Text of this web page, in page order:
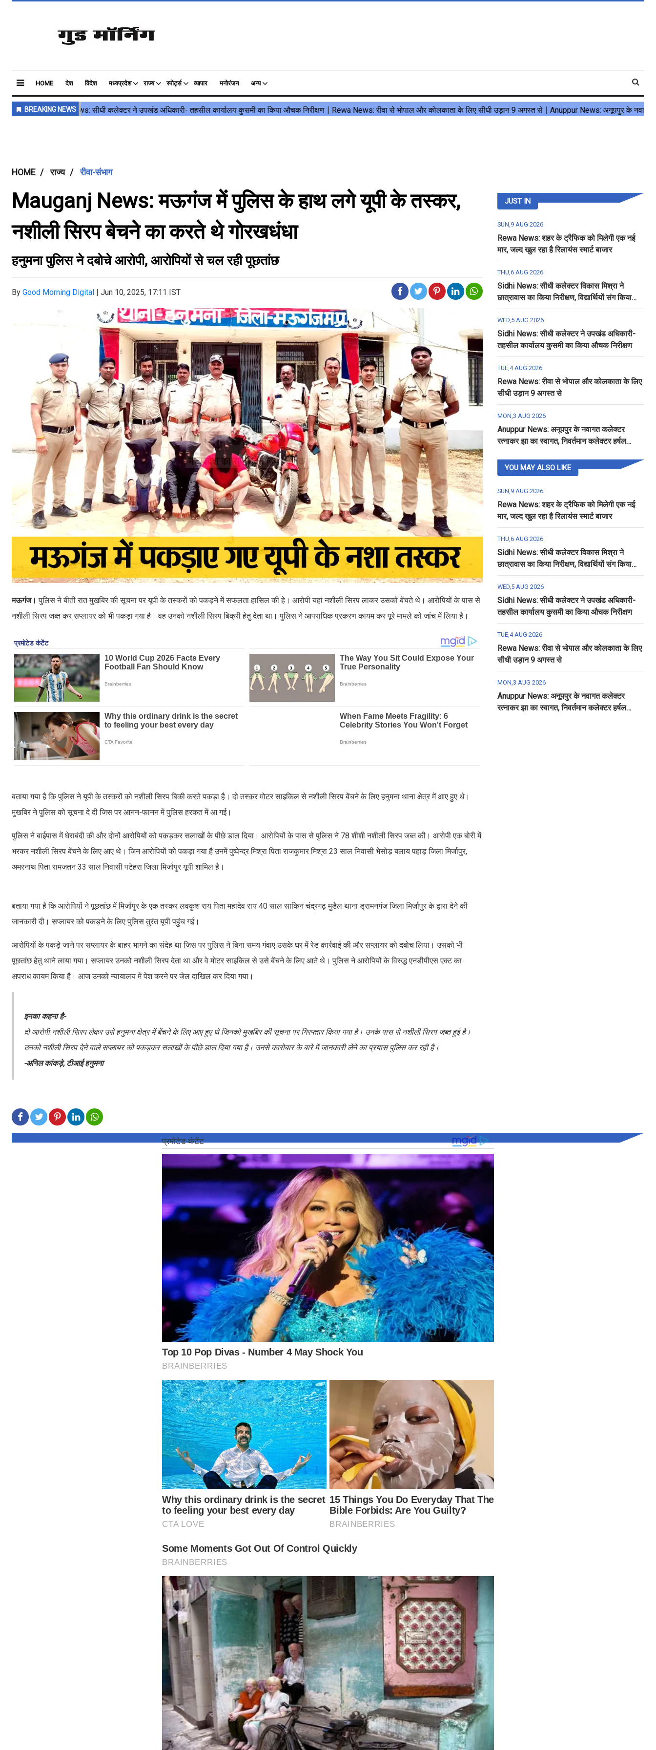
HOME देश विदेश मध्यप्रदेश राज्य स्पोर्ट्स व्यापार मनोरंजन अन्य
HOME राज्य रीवा-संभाग
Mauganj News: मऊगंज में पुलिस के हाथ लगे यूपी के तस्कर,
नशीली सिरप बेचने का करते थे गोरखधंधा
हनुमना पुलिस ने दबोचे आरोपी, आरोपियों से चल रही पूछतांछ
By Good Morning Digital | Jun 10, 2025, 17:11 IST
मऊगंज। पुलिस ने बीती रात मुखबिर की सूचना पर यूपी के तस्करों को पकड़ने में सफलता हासिल की हे। आरोपी यहां नशीली सिरप लाकर उसको बेंचते थे। आरोपियों के पास से
नशीली सिरप जब्त कर सप्लायर को भी पकड़ा गया है। वह उनको नशीली सिरप बिक्री हेतु देता था। पुलिस ने आपराधिक प्रकरण कायम कर पूरे मामले को जांच में लिया है।
बताया गया है कि पुलिस ने यूपी के तस्करों को नशीली सिरप बिकी करते पकड़ा है। दो तस्कर मोटर साइकिल से नशीली सिरप बेंचने के लिए हनुमना थाना क्षेत्र में आए हुए थे।
मुखबिर ने पुलिस को सूचना दे दी जिस पर आनन-फानन में पुलिस हरकत में आ गई।
पुलिस ने बाईपास में घेराबंदी की और दोनों आरोपियों को पकड़कर सलाखों के पीछे डाल दिया। आरोपियों के पास से पुलिस ने 78 शीशी नशीली सिरप जब्त की। आरोपी एक बोरी में
भरकर नशीली सिरप बेंचने के लिए आए थे। जिन आरोपियों को पकड़ा गया है उनमें पुष्पेन्द्र मिश्रा पिता राजकुमार मिश्रा 23 साल निवासी भेसोड़ बलाय पहाड़ जिला मिर्जापुर,
अमरनाथ पिता रामजतन 33 साल निवासी पटेहरा जिला मिर्जापुर यूपी शामिल है।
बताया गया है कि आरोपियों ने पूछतांछ में मिर्जापुर के एक तस्कर लवकुश राय पिता महादेव राय 40 साल साकिन चंद्रगढ़ मुडैल थाना ड्रामनगंज जिला मिर्जापुर के द्वारा देने की
जानकारी दी। सप्लायर को पकड़ने के लिए पुलिस तुरंत यूपी पहुंच गई।
आरोपियों के पकड़े जाने पर सप्लायर के बाहर भागने का संदेह था जिस पर पुलिस ने बिना समय गंवाए उसके घर में रेड कार्रवाई की और सप्लायर को दबोच लिया। उसको भी
पूछतांछ हेतु थाने लाया गया। सप्लायर उनको नशीली सिरप देता था और वे मोटर साइकिल से उसे बेंचने के लिए आते थे। पुलिस ने आरोपियों के विरुद्ध एनडीपीएस एक्ट का
अपराध कायम किया है। आज उनको न्यायालय में पेश करने पर जेल दाखिल कर दिया गया।
इनका कहना है-
दो आरोपी नशीली सिरप लेकर उसे हनुमना क्षेत्र में बेंचने के लिए आए हुए थे जिनको मुखबिर की सूचना पर गिरफ्तार किया गया है। उनके पास से नशीली सिरप जब्त हुई है।
उनको नशीली सिरप देने वाले सप्लायर को पकड़कर सलाखों के पीछे डाल दिया गया है। उनसे कारोबार के बारे में जानकारी लेने का प्रयास पुलिस कर रही है।
-अनिल कांकड़े, टीआई हनुमना
JUST IN
SUN,9 AUG 2026
Rewa News: शहर के ट्रैफिक को मिलेगी एक नई
मार, जल्द खुल रहा है रिलायंस स्मार्ट बाजार
THU,6 AUG 2026
Sidhi News: सीधी कलेक्टर विकास मिश्रा ने
छात्रावास का किया निरीक्षण, विद्यार्थियों संग किया
रात्रि भोजन
WED,5 AUG 2026
Sidhi News: सीधी कलेक्टर ने उपखंड अधिकारी-
तहसील कार्यालय कुसमी का किया औचक निरीक्षण
TUE,4 AUG 2026
Rewa News: रीवा से भोपाल और कोलकाता के लिए
सीधी उड़ान 9 अगस्त से
MON,3 AUG 2026
Anuppur News: अनूपपुर के नवागत कलेक्टर
रत्नाकर झा का स्वागत, निवर्तमान कलेक्टर हर्षल
YOU MAY ALSO LIKE
SUN,9 AUG 2026
Rewa News: शहर के ट्रैफिक को मिलेगी एक नई
मार, जल्द खुल रहा है रिलायंस स्मार्ट बाजार
THU,6 AUG 2026
Sidhi News: सीधी कलेक्टर विकास मिश्रा ने
छात्रावास का किया निरीक्षण, विद्यार्थियों संग किया
रात्रि भोजन
WED,5 AUG 2026
Sidhi News: सीधी कलेक्टर ने उपखंड अधिकारी-
तहसील कार्यालय कुसमी का किया औचक निरीक्षण
TUE,4 AUG 2026
Rewa News: रीवा से भोपाल और कोलकाता के लिए
सीधी उड़ान 9 अगस्त से
MON,3 AUG 2026
Anuppur News: अनूपपुर के नवागत कलेक्टर
रत्नाकर झा का स्वागत, निवर्तमान कलेक्टर हर्षल